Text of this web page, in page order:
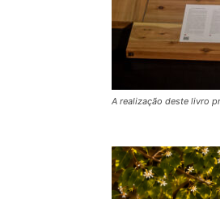
A realização deste livro